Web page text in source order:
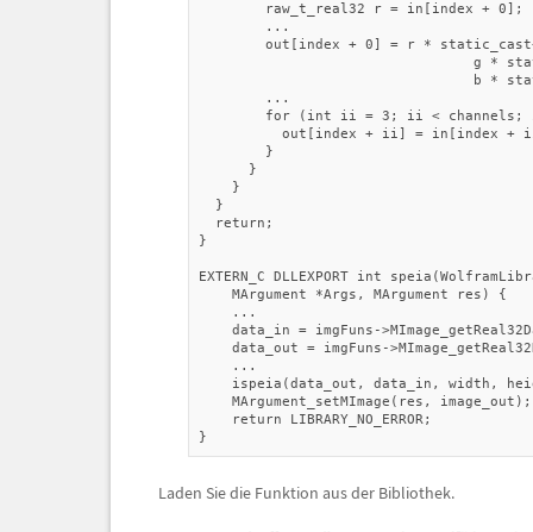
        raw_t_real32 r = in[index + 0];
        ...
out[index + 0] = r *
g *
b *
        ...
for (int ii = 3; ii < channels;
out[index + ii] = in[index +
        }
      }
    }
  }
  return;
}
EXTERN_C DLLEXPORT int
MArgument *Args, MArgument res) {
...
data_in = imgFuns-
data_out = imgFuns-
...
ispeia(data_out, data_in, width,
MArgument_setMImage(res, image_out);
return LIBRARY_NO_ERROR;
}
Laden Sie die Funktion aus der Bibliothek.